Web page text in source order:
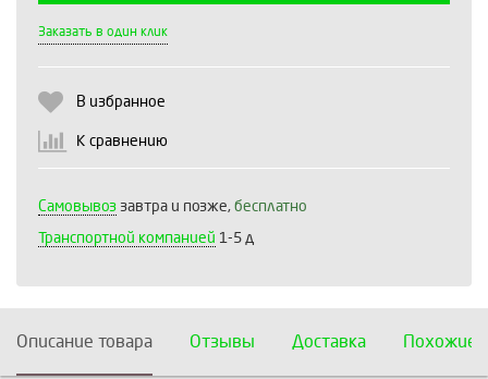
Заказать в один клик
В избранное
К сравнению
Самовывоз завтра и позже, бесплатно
Транспортной компанией 1-5 д
Описание товара Отзывы Доставка Похожие